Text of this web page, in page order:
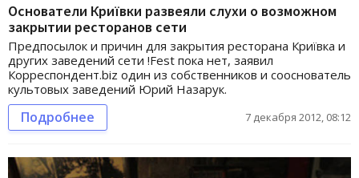
Основатели Криївки развеяли слухи о возможном
закрытии ресторанов сети
Предпосылок и причин для закрытия ресторана Криївка и
других заведений сети !Fest пока нет, заявил
Корреспондент.biz один из собственников и сооснователь
культовых заведений Юрий Назарук.
Подробнее 7 декабря 2012, 08:12